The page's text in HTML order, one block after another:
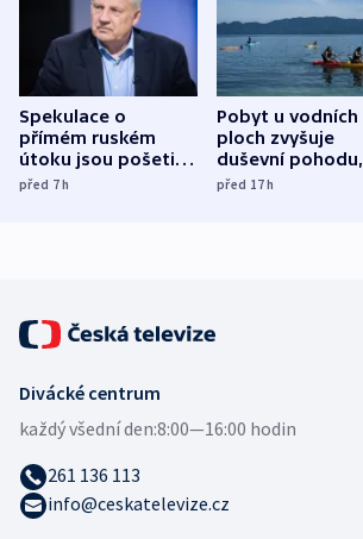
Spekulace o
přímém ruském
útoku jsou pošetilé,
míní estonský
před 7h
Pobyt u vodních
ploch zvyšuje
duševní pohodu,
ukázala
před 17h
Divácké centrum
každý všední den:8:00—16:00 hodin
261 136 113
info@ceskatelevize.cz